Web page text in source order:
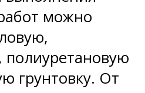
можно
полиуретановую
грунтовку. От